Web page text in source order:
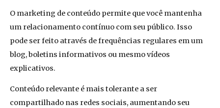
O marketing de conteúdo permite que você mantenha
um relacionamento contínuo com seu público. Isso
pode ser feito através de frequências regulares em um
blog, boletins informativos ou mesmo vídeos
explicativos.
Conteúdo relevante é mais tolerante a ser
compartilhado nas redes sociais, aumentando seu